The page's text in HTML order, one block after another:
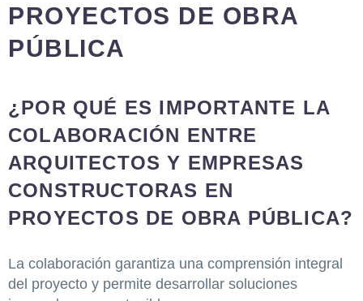
PROYECTOS DE OBRA
PÚBLICA
¿POR QUÉ ES IMPORTANTE LA
COLABORACIÓN ENTRE
ARQUITECTOS Y EMPRESAS
CONSTRUCTORAS EN
PROYECTOS DE OBRA PÚBLICA?
La colaboración garantiza una comprensión integral
del proyecto y permite desarrollar soluciones